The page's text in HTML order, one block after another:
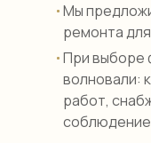
Мы
ремонта
При выборе
волновали:
работ,